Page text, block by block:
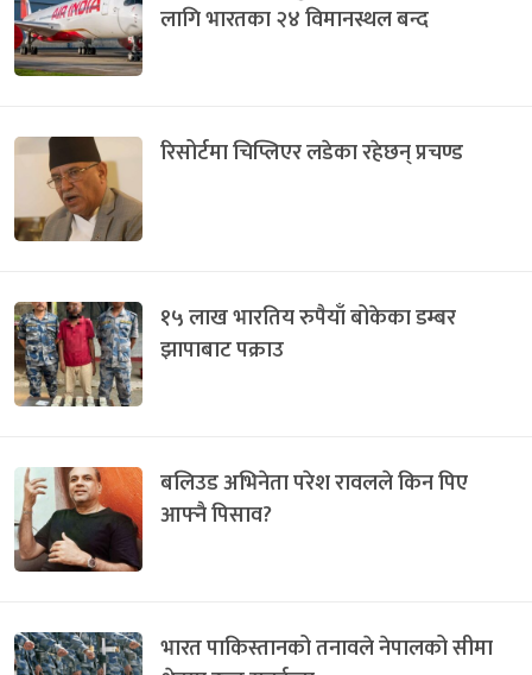
लागि भारतका २४ विमानस्थल बन्द
रिसोर्टमा चिप्लिएर लडेका रहेछन् प्रचण्ड
१५ लाख भारतिय रुपैयाँ बोकेका डम्बर
झापाबाट पक्राउ
बलिउड अभिनेता परेश रावलले किन पिए
आफ्नै पिसाव?
भारत पाकिस्तानको तनावले नेपालको सीमा